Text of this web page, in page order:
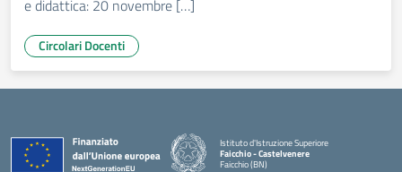
e didattica: 20 novembre […]
Circolari Docenti
Istituto d'Istruzione Superiore
Faicchio - Castelvenere
Faicchio (BN)